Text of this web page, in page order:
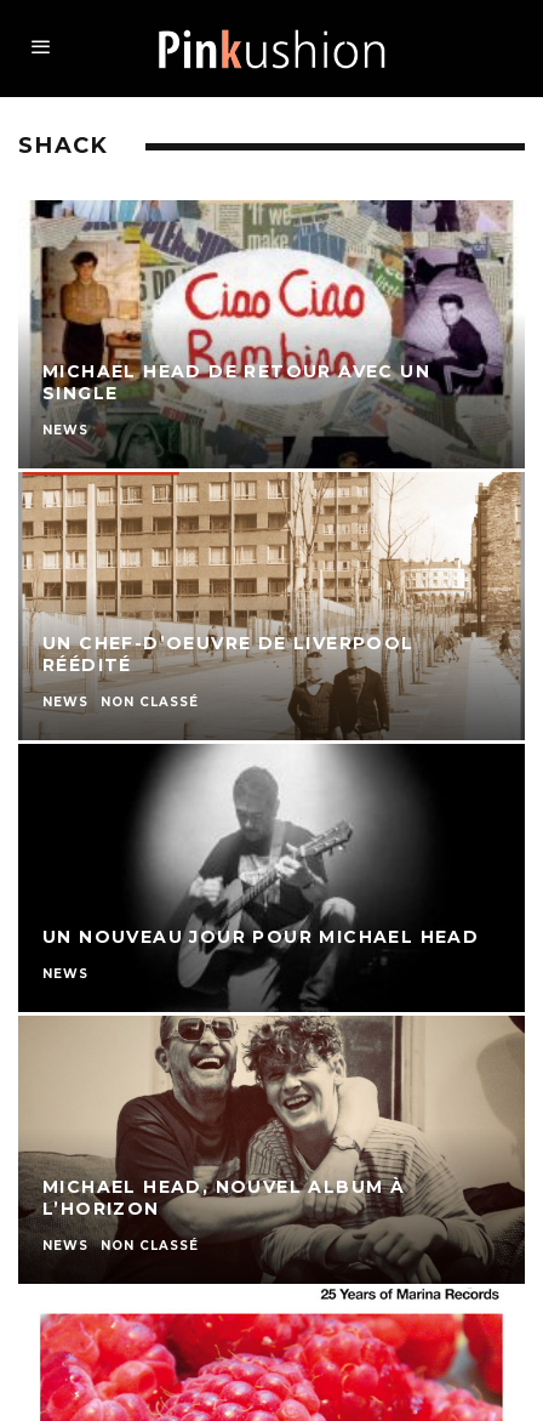
SHACK
MICHAEL HEAD DE RETOUR AVEC UN
SINGLE
NEWS
UN CHEF-D’OEUVRE DE LIVERPOOL
RÉÉDITÉ
NEWS NON CLASSÉ
UN NOUVEAU JOUR POUR MICHAEL HEAD
NEWS
MICHAEL HEAD, NOUVEL ALBUM À
L’HORIZON
NEWS NON CLASSÉ